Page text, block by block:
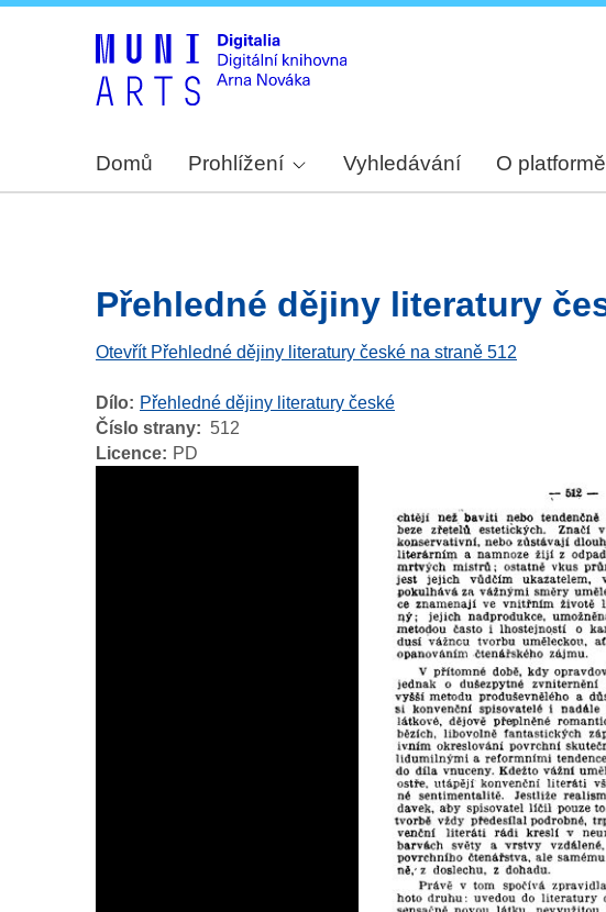
Domů Prohlížení Vyhledávání O platformě
Přehledné dějiny literatury
Otevřít Přehledné dějiny literatury české na straně 512
Dílo
Přehledné dějiny literatury české
Číslo strany
512
Licence
PD